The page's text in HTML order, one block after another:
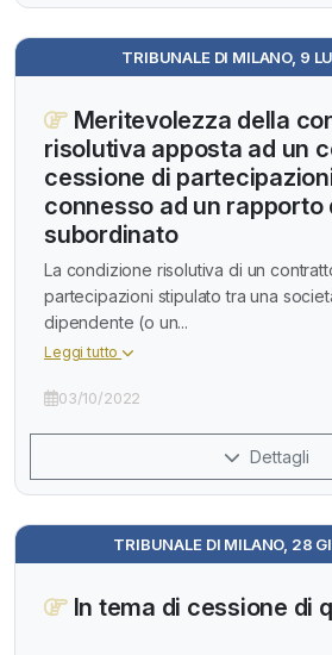
TRIBUNALE DI MILANO, 9
Meritevolezza della
risolutiva apposta ad un
cessione di
connesso ad un rapporto
subordinato
La condizione risolutiva di un
partecipazioni stipulato tra una
dipendente (o un...
Leggi tutto
03/10/2022
Dettagli
TRIBUNALE DI MILANO, 28
In tema di cessione di